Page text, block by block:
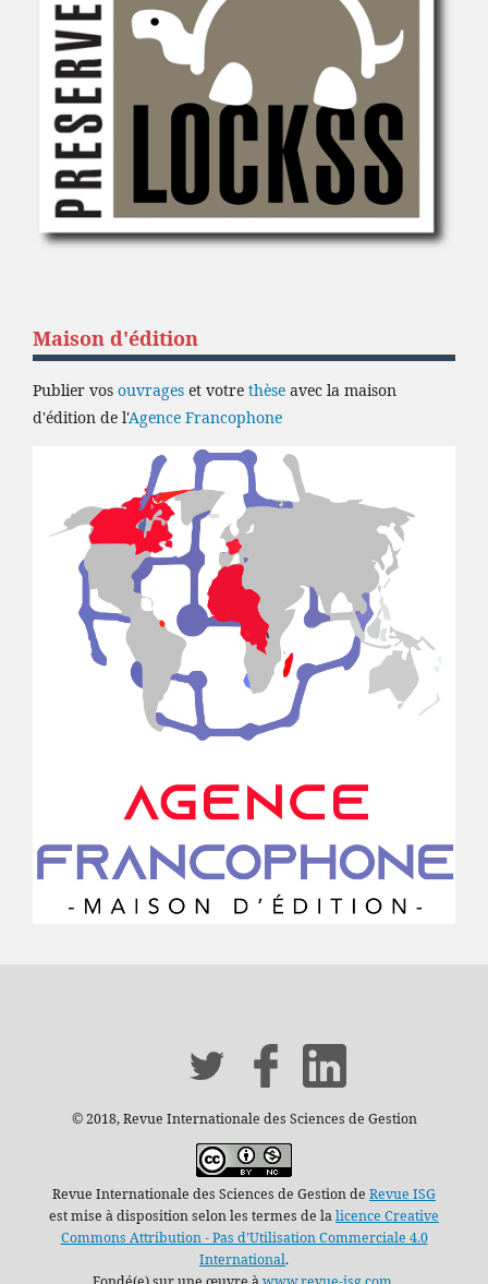
Maison d'édition
Publier vos ouvrages et votre thèse avec la maison
d'édition de l'Agence Francophone
© 2018, Revue Internationale des Sciences de Gestion
Revue Internationale des Sciences de Gestion de Revue ISG
est mise à disposition selon les termes de lalicence Creative
Commons Attribution - Pas d’Utilisation Commerciale 4.0
International.